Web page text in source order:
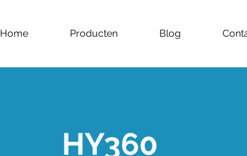
Home Producten Blog
HY360